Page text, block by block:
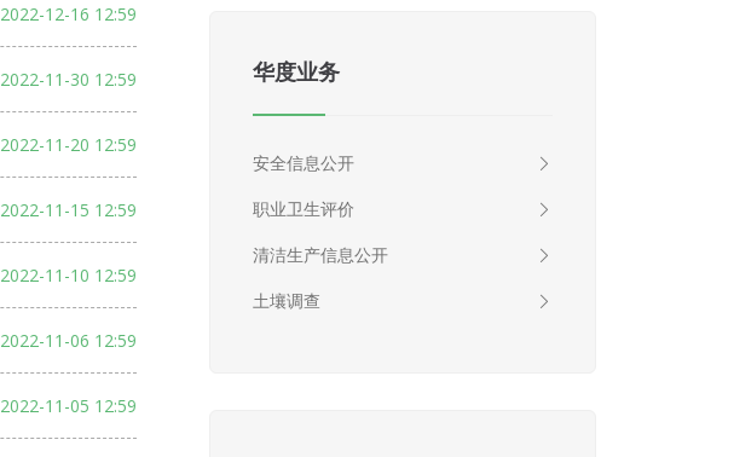
2022-12-16 12:59
2022-11-30 12:59
2022-11-20 12:59
2022-11-15 12:59
2022-11-10 12:59
2022-11-06 12:59
2022-11-05 12:59
华度业务
安全信息公开
职业卫生评价
清洁生产信息公开
土壤调查